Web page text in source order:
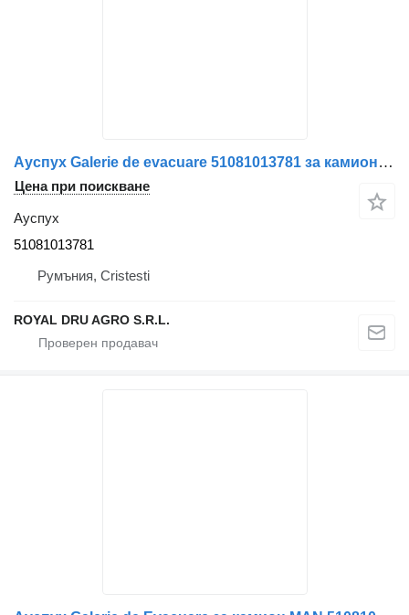
Ауспух Galerie de evacuare 51081013781 за камион MAN 5108101-3781
Цена при поискване
Ауспух
51081013781
Румъния, Cristesti
ROYAL DRU AGRO S.R.L.